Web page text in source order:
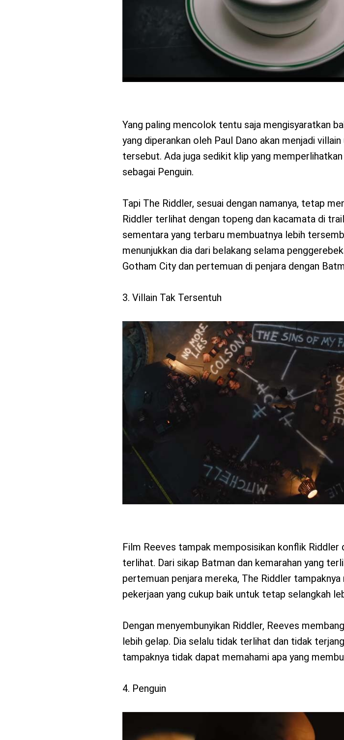
Yang paling mencolok tentu saja mengisyaratkan
yang diperankan oleh Paul Dano akan menjadi
tersebut. Ada juga sedikit klip yang
sebagai Penguin.
Tapi The Riddler, sesuai dengan namanya, tetap
Riddler terlihat dengan topeng dan kacamata di
sementara yang terbaru membuatnya lebih
menunjukkan dia dari belakang selama
Gotham City dan pertemuan di penjara dengan
3. Villain Tak Tersentuh
Film Reeves tampak memposisikan konflik Riddler
terlihat. Dari sikap Batman dan kemarahan yang
pertemuan penjara mereka, The Riddler tampaknya
pekerjaan yang cukup baik untuk tetap selangkah
Dengan menyembunyikan Riddler, Reeves
lebih gelap. Dia selalu tidak terlihat dan tidak
tampaknya tidak dapat memahami apa yang
4. Penguin